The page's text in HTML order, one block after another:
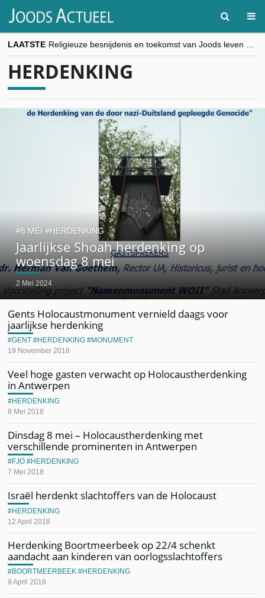
LAATSTE
“Besnijdenisdebat toont hoe moeilijk seculiere Westen minderheden begrijpt”, Jinnih Beels (Vooruit)
HERDENKING
Jaarlijkse Shoah herdenking op
woensdag 8 mei
2 Mei 2024
8 MEI HERDENKING
Gents Holocaustmonument vernield daags voor
jaarlijkse herdenking
19 November 2018
GENT HERDENKING MONUMENT
Veel hoge gasten verwacht op Holocaustherdenking
in Antwerpen
8 Mei 2018
HERDENKING
Dinsdag 8 mei – Holocaustherdenking met
verschillende prominenten in Antwerpen
7 Mei 2018
FJO HERDENKING
Israël herdenkt slachtoffers van de Holocaust
12 April 2018
HERDENKING
Herdenking Boortmeerbeek op 22/4 schenkt
aandacht aan kinderen van oorlogsslachtoffers
9 April 2018
BOORTMEERBEEK HERDENKING